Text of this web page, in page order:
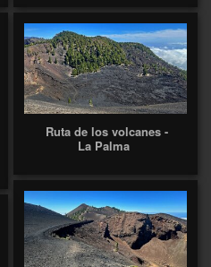
Ruta de los volcanes -
La Palma